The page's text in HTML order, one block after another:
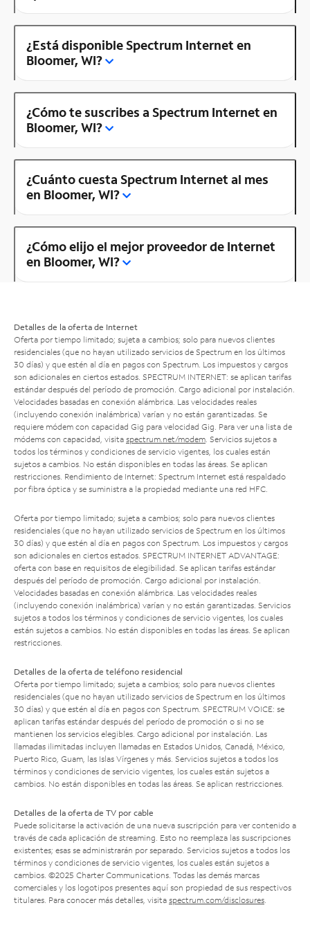
¿Está disponible Spectrum Internet en
Bloomer, WI?
¿Cómo te suscribes a Spectrum Internet en
Bloomer, WI?
¿Cuánto cuesta Spectrum Internet al mes
en Bloomer, WI?
¿Cómo elijo el mejor proveedor de Internet
en Bloomer, WI?
Detalles de la oferta de Internet
Oferta por tiempo limitado; sujeta a cambios; solo para nuevos clientes
residenciales (que no hayan utilizado servicios de Spectrum en los últimos
30 días) y que estén al día en pagos con Spectrum. Los impuestos y cargos
son adicionales en ciertos estados. SPECTRUM INTERNET: se aplican tarifas
estándar después del período de promoción. Cargo adicional por instalación.
Velocidades basadas en conexión alámbrica. Las velocidades reales
(incluyendo conexión inalámbrica) varían y no están garantizadas. Se
requiere módem con capacidad Gig para velocidad Gig. Para ver una lista de
módems con capacidad, visita spectrum.net/modem . Servicios sujetos a
todos los términos y condiciones de servicio vigentes, los cuales están
sujetos a cambios. No están disponibles en todas las áreas. Se aplican
restricciones. Rendimiento de Internet: Spectrum Internet está respaldado
por fibra óptica y se suministra a la propiedad mediante una red HFC.
Oferta por tiempo limitado; sujeta a cambios; solo para nuevos clientes
residenciales (que no hayan utilizado servicios de Spectrum en los últimos
30 días) y que estén al día en pagos con Spectrum. Los impuestos y cargos
son adicionales en ciertos estados. SPECTRUM INTERNET ADVANTAGE:
oferta con base en requisitos de elegibilidad. Se aplican tarifas estándar
después del período de promoción. Cargo adicional por instalación.
Velocidades basadas en conexión alámbrica. Las velocidades reales
(incluyendo conexión inalámbrica) varían y no están garantizadas. Servicios
sujetos a todos los términos y condiciones de servicio vigentes, los cuales
están sujetos a cambios. No están disponibles en todas las áreas. Se aplican
restricciones.
Detalles de la oferta de teléfono residencial
Oferta por tiempo limitado; sujeta a cambios; solo para nuevos clientes
residenciales (que no hayan utilizado servicios de Spectrum en los últimos
30 días) y que estén al día en pagos con Spectrum. SPECTRUM VOICE: se
aplican tarifas estándar después del período de promoción o si no se
mantienen los servicios elegibles. Cargo adicional por instalación. Las
llamadas ilimitadas incluyen llamadas en Estados Unidos, Canadá, México,
Puerto Rico, Guam, las Islas Vírgenes y más. Servicios sujetos a todos los
términos y condiciones de servicio vigentes, los cuales están sujetos a
cambios. No están disponibles en todas las áreas. Se aplican restricciones.
Detalles de la oferta de TV por cable
Puede solicitarse la activación de una nueva suscripción para ver contenido a
través de cada aplicación de streaming. Esto no reemplaza las suscripciones
existentes; esas se administrarán por separado. Servicios sujetos a todos los
términos y condiciones de servicio vigentes, los cuales están sujetos a
cambios. ©2025 Charter Communications. Todas las demás marcas
comerciales y los logotipos presentes aquí son propiedad de sus respectivos
titulares. Para conocer más detalles, visita spectrum.com/disclosures